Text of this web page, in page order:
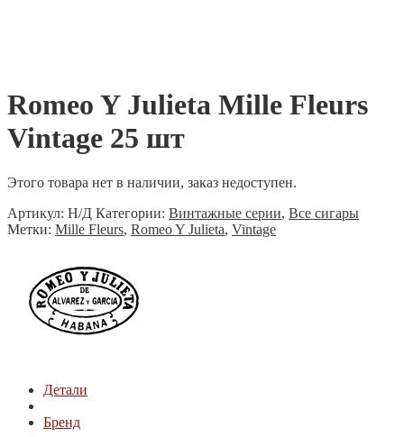
Romeo Y Julieta Mille Fleurs
Vintage 25 шт
Этого товара нет в наличии, заказ недоступен.
Артикул: Н/Д Категории: Винтажные серии, Все сигары
Метки: Mille Fleurs, Romeo Y Julieta, Vintage
Детали
Бренд